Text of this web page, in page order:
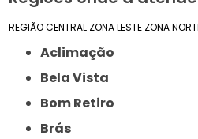
REGIÃO CENTRAL ZONA LESTE ZONA
Aclimação
Bela Vista
Bom Retiro
Brás